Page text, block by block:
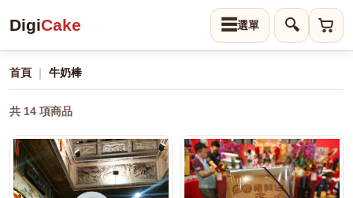
☰
DigiCake 🔍
首頁 ｜ 牛奶棒
共 14 項商品